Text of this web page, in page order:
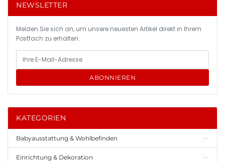
NEWSLETTER
Melden Sie sich an, um unsere neuesten Artikel direkt in Ihrem
Postfach zu erhalten.
ABONNIEREN
KATEGORIEN
Babyausstattung & Wohlbefinden
Einrichtung & Dekoration